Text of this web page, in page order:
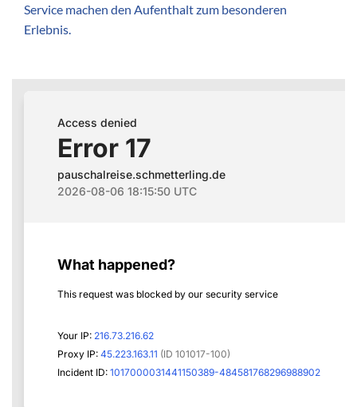
Service machen den Aufenthalt zum besonderen
Erlebnis.